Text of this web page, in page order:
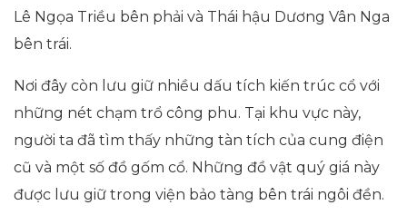
Lê Ngọa Triều bên phải và Thái hậu Dương Vân Nga
bên trái.
Nơi đây còn lưu giữ nhiều dấu tích kiến trúc cổ với
những nét chạm trổ công phu. Tại khu vực này,
người ta đã tìm thấy những tàn tích của cung điện
cũ và một số đồ gốm cổ. Những đồ vật quý giá này
được lưu giữ trong viện bảo tàng bên trái ngôi đền.